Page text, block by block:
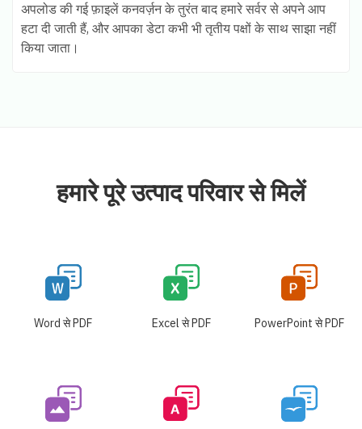
अपलोड की गई फ़ाइलें कनवर्ज़न के तुरंत बाद हमारे सर्वर से अपने आप
हटा दी जाती हैं, और आपका डेटा कभी भी तृतीय पक्षों के साथ साझा नहीं
किया जाता।
हमारे पूरे उत्पाद परिवार से मिलें
Word से PDF Excel से PDF PowerPoint से PDF